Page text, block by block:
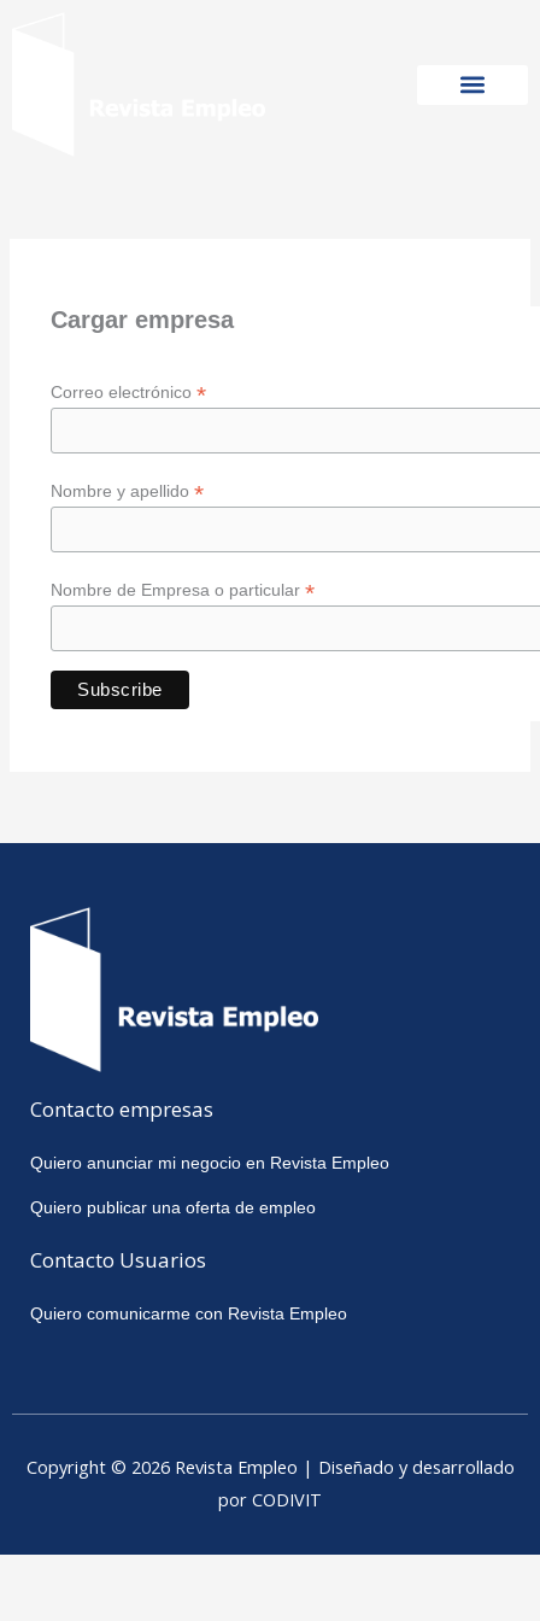
Cargar empresa
Correo electrónico*
Nombre y apellido*
Nombre de Empresa o particular*
Contacto empresas
Quiero anunciar mi negocio en Revista Empleo
Quiero publicar una oferta de empleo
Contacto Usuarios
Quiero comunicarme con Revista Empleo
Copyright © 2026 Revista Empleo | Diseñado y desarrollado
por CODIVIT